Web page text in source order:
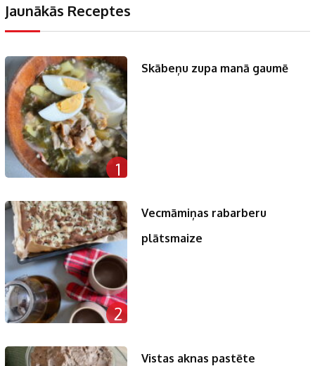
Jaunākās Receptes
1
Skābeņu zupa manā gaumē
2
Vecmāmiņas rabarberu
plātsmaize
Vistas aknas pastēte